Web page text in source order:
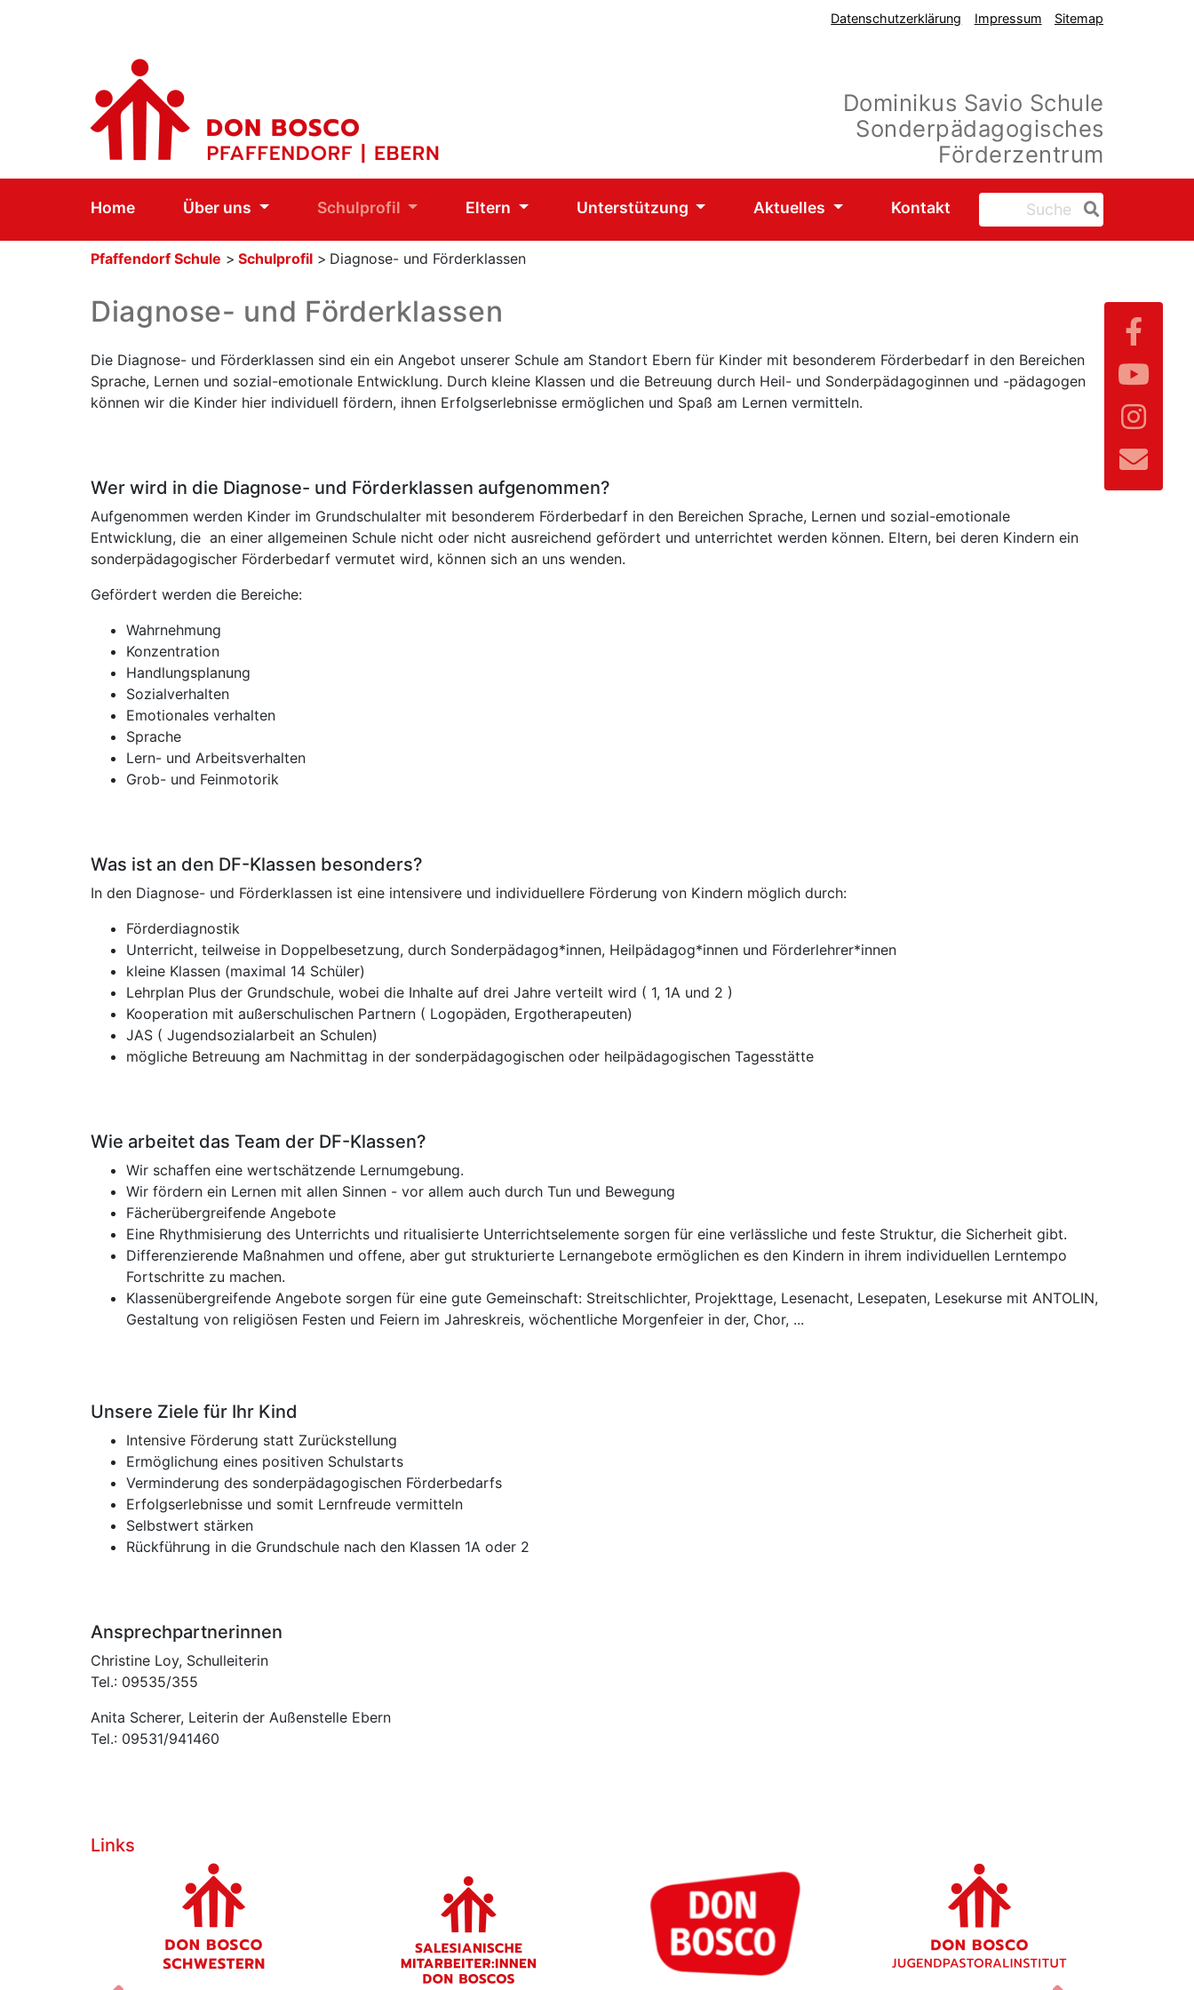
Datenschutzerklärung Impressum Sitemap
Dominikus Savio Schule
Sonderpädagogisches
Förderzentrum
Home Über uns Schulprofil Eltern Unterstützung Aktuelles Kontakt
Pfaffendorf Schule > Schulprofil > Diagnose- und Förderklassen
Diagnose- und Förderklassen
Die Diagnose- und Förderklassen sind ein ein Angebot unserer Schule am Standort Ebern für Kinder mit besonderem Förderbedarf in den Bereichen
Sprache, Lernen und sozial-emotionale Entwicklung. Durch kleine Klassen und die Betreuung durch Heil- und Sonderpädagoginnen und -pädagogen
können wir die Kinder hier individuell fördern, ihnen Erfolgserlebnisse ermöglichen und Spaß am Lernen vermitteln.
Wer wird in die Diagnose- und Förderklassen aufgenommen?
Aufgenommen werden Kinder im Grundschulalter mit besonderem Förderbedarf in den Bereichen Sprache, Lernen und sozial-emotionale
Entwicklung, die an einer allgemeinen Schule nicht oder nicht ausreichend gefördert und unterrichtet werden können. Eltern, bei deren Kindern ein
sonderpädagogischer Förderbedarf vermutet wird, können sich an uns wenden.
Gefördert werden die Bereiche:
Wahrnehmung
Konzentration
Handlungsplanung
Sozialverhalten
Emotionales verhalten
Sprache
Lern- und Arbeitsverhalten
Grob- und Feinmotorik
Was ist an den DF-Klassen besonders?
In den Diagnose- und Förderklassen ist eine intensivere und individuellere Förderung von Kindern möglich durch:
Förderdiagnostik
Unterricht, teilweise in Doppelbesetzung, durch Sonderpädagog*innen, Heilpädagog*innen und Förderlehrer*innen
kleine Klassen (maximal 14 Schüler)
Lehrplan Plus der Grundschule, wobei die Inhalte auf drei Jahre verteilt wird ( 1, 1A und 2 )
Kooperation mit außerschulischen Partnern ( Logopäden, Ergotherapeuten)
JAS ( Jugendsozialarbeit an Schulen)
mögliche Betreuung am Nachmittag in der sonderpädagogischen oder heilpädagogischen Tagesstätte
Wie arbeitet das Team der DF-Klassen?
Wir schaffen eine wertschätzende Lernumgebung.
Wir fördern ein Lernen mit allen Sinnen - vor allem auch durch Tun und Bewegung
Fächerübergreifende Angebote
Eine Rhythmisierung des Unterrichts und ritualisierte Unterrichtselemente sorgen für eine verlässliche und feste Struktur, die Sicherheit gibt.
Differenzierende Maßnahmen und offene, aber gut strukturierte Lernangebote ermöglichen es den Kindern in ihrem individuellen Lerntempo
Fortschritte zu machen.
Klassenübergreifende Angebote sorgen für eine gute Gemeinschaft: Streitschlichter, Projekttage, Lesenacht, Lesepaten, Lesekurse mit ANTOLIN,
Gestaltung von religiösen Festen und Feiern im Jahreskreis, wöchentliche Morgenfeier in der, Chor, ...
Unsere Ziele für Ihr Kind
Intensive Förderung statt Zurückstellung
Ermöglichung eines positiven Schulstarts
Verminderung des sonderpädagogischen Förderbedarfs
Erfolgserlebnisse und somit Lernfreude vermitteln
Selbstwert stärken
Rückführung in die Grundschule nach den Klassen 1A oder 2
Ansprechpartnerinnen
Christine Loy, Schulleiterin
Tel.: 09535/355
Anita Scherer, Leiterin der Außenstelle Ebern
Tel.: 09531/941460
Links